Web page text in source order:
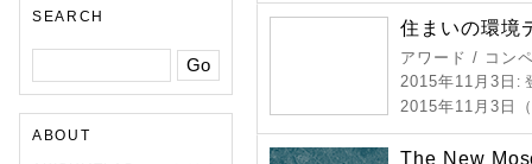
SEARCH
ABOUT
住まいの環境
アワード / コン
2015年11月3日 :
2015年11月3日
The New